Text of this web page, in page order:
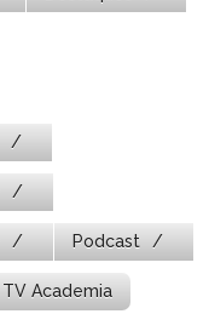
Podcast
TV Academia